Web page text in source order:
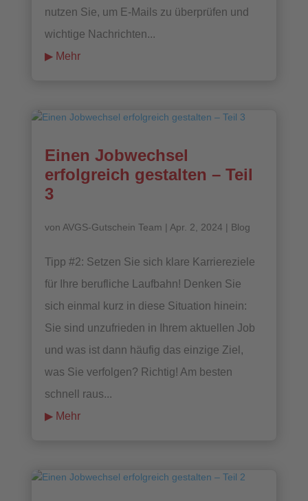
nutzen Sie, um E-Mails zu überprüfen und
wichtige Nachrichten...
mehr lesen
Einen Jobwechsel
erfolgreich gestalten – Teil
3
von AVGS-Gutschein Team | Apr. 2, 2024 | Blog
Tipp #2: Setzen Sie sich klare Karriereziele
für Ihre berufliche Laufbahn! Denken Sie
sich einmal kurz in diese Situation hinein:
Sie sind unzufrieden in Ihrem aktuellen Job
und was ist dann häufig das einzige Ziel,
was Sie verfolgen? Richtig! Am besten
schnell raus...
mehr lesen